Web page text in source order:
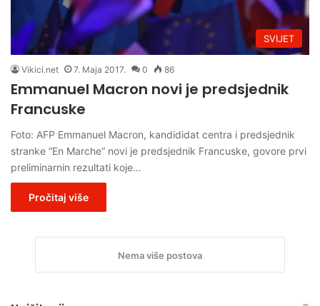
SVIJET
Vikici.net 7. Maja 2017. 0 86
Emmanuel Macron novi je predsjednik
Francuske
Foto: AFP Emmanuel Macron, kandididat centra i predsjednik
stranke “En Marche“ novi je predsjednik Francuske, govore prvi
preliminarnin rezultati koje…
Pročitaj više
Nema više postova